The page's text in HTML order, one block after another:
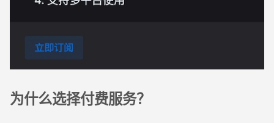
为什么选择付费服务？